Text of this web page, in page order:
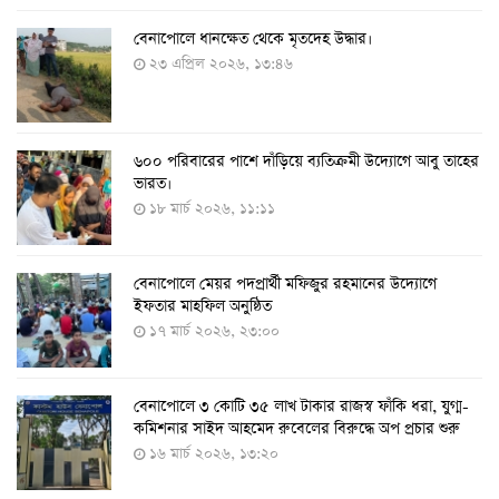
করোনায় ৩ জনের প্রাণহানি, নতুন শনাক্ত ২৯৬
৮ আগস্ট ২০২২, ১৯:৩৪
দেশে তৈরি হলো করোনা শনাক্তের কিট
৮ আগস্ট ২০২২, ১৩:০৯
দেশেই তৈরি হলো করোনা পরীক্ষার কিট, সময় লাগবে ৪-৫
ঘণ্টা
৭ আগস্ট ২০২২, ১৪:০৩
১১ আগস্ট থেকে পরীক্ষামূলকভাবে শুরু শিশুদের করোনা টিকা
দেওয়া
৭ আগস্ট ২০২২, ১৩:৫৩
বেনাপোলে ধানক্ষেত থেকে মৃতদেহ উদ্ধার।
২৩ এপ্রিল ২০২৬, ১৩:৪৬
৬০০ পরিবারের পাশে দাঁড়িয়ে ব্যতিক্রমী উদ্যোগে আবু তাহের
ভারত।
১৮ মার্চ ২০২৬, ১১:১১
বেনাপোলে মেয়র পদপ্রার্থী মফিজুর রহমানের উদ্যোগে
ইফতার মাহফিল অনুষ্ঠিত
১৭ মার্চ ২০২৬, ২৩:০০
বেনাপোলে ৩ কোটি ৩৫ লাখ টাকার রাজস্ব ফাঁকি ধরা, যুগ্ম-
কমিশনার সাইদ আহমেদ রুবেলের বিরুদ্ধে অপ প্রচার শুরু
১৬ মার্চ ২০২৬, ১৩:২০